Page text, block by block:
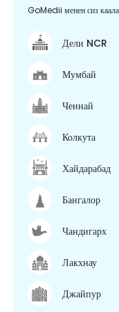
GoMedii менен сиз
Дели NCR
Мумбай
Ченнай
Колкута
Хайдарабад
Бангалор
Чандигарх
Лакхнау
Джайпур